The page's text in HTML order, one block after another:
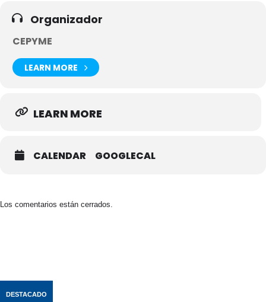
Organizador
CEPYME
LEARN MORE
LEARN MORE
CALENDAR GOOGLECAL
Los comentarios están cerrados.
DESTACADO